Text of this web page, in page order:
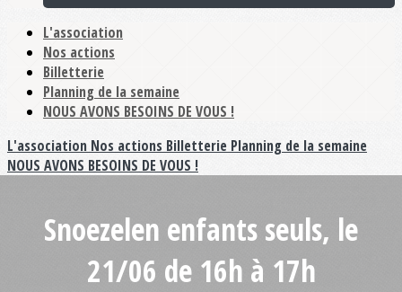
L'association
Nos actions
Billetterie
Planning de la semaine
NOUS AVONS BESOINS DE VOUS !
L'association Nos actions Billetterie Planning de la semaine
NOUS AVONS BESOINS DE VOUS !
Snoezelen enfants seuls, le
21/06 de 16h à 17h